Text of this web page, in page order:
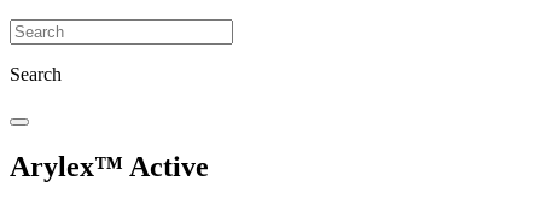
Search
Arylex™ Active